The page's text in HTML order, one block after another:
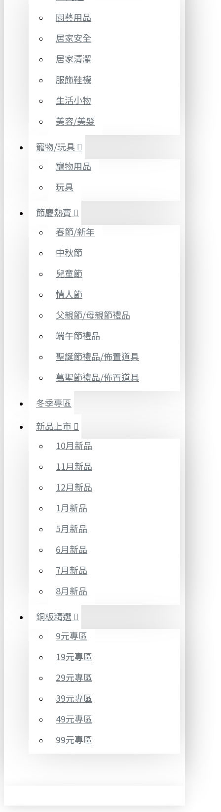
園藝用品
居家安全
居家清潔
服飾鞋襪
生活小物
美容/美髮
寵物/玩具
寵物用品
玩具
節慶熱賣
春節/新年
中秋節
兒童節
情人節
父親節/母親節禮品
端午節禮品
聖誕節禮品/佈置道具
萬聖節禮品/佈置道具
冬季專區
新品上市
10月新品
11月新品
12月新品
1月新品
5月新品
6月新品
7月新品
8月新品
銅板精選
9元專區
19元專區
29元專區
39元專區
49元專區
99元專區